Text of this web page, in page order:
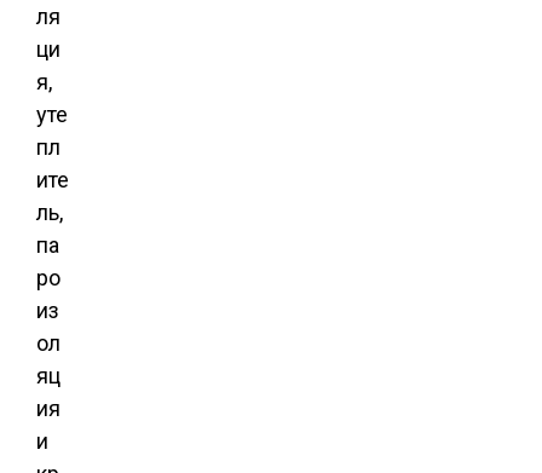
ля
ци
я,
уте
пл
ите
ль,
па
ро
из
ол
яц
ия
и